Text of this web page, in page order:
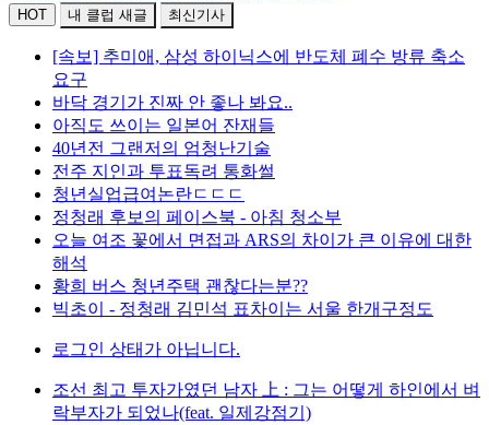
HOT 내 클럽 새글 최신기사
[속보] 추미애, 삼성 하이닉스에 반도체 폐수 방류 축소
요구
바닥 경기가 진짜 안 좋나 봐요..
아직도 쓰이는 일본어 잔재들
40년전 그랜저의 엄청난기술
전주 지인과 투표독려 통화썰
청년실업급여논란ㄷㄷㄷ
정청래 후보의 페이스북 - 아침 청소부
오늘 여조 꽃에서 면접과 ARS의 차이가 큰 이유에 대한
해석
황희 버스 청년주택 괜찮다는분??
빅초이 - 정청래 김민석 표차이는 서울 한개구정도
로그인 상태가 아닙니다.
조선 최고 투자가였던 남자 上 : 그는 어떻게 하인에서 벼
락부자가 되었나(feat. 일제강점기)